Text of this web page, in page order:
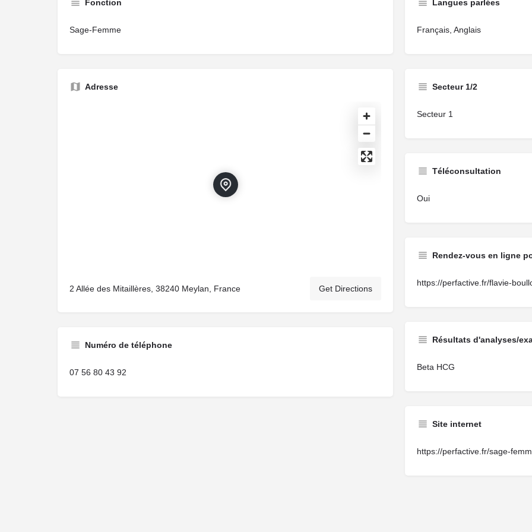
Fonction
Sage-Femme
Adresse
2 Allée des Mitaillères, 38240 Meylan, France Get Directions
Numéro de téléphone
07 56 80 43 92
Langues parlées
Français, Anglais
Secteur 1/2
Secteur 1
Téléconsultation
Oui
Rendez-vous en ligne
https://perfactive.fr/flavie-
Résultats d'analyses/
Beta HCG
Site internet
https://perfactive.fr/sage-